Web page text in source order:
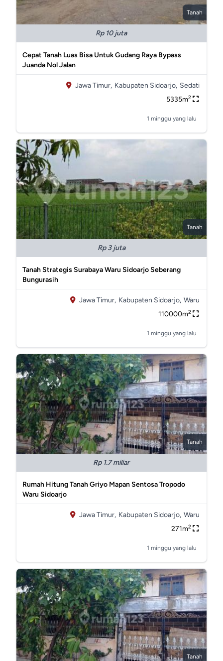
Tanah
Rp 10 juta
Cepat Tanah Luas Bisa Untuk Gudang Raya Bypass
Juanda Nol Jalan
Jawa Timur, Kabupaten Sidoarjo, Sedati
5335m2
1 minggu yang lalu
Tanah
Rp 3 juta
Tanah Strategis Surabaya Waru Sidoarjo Seberang
Bungurasih
Jawa Timur, Kabupaten Sidoarjo, Waru
110000m2
1 minggu yang lalu
Tanah
Rp 1.7 miliar
Rumah Hitung Tanah Griyo Mapan Sentosa Tropodo
Waru Sidoarjo
Jawa Timur, Kabupaten Sidoarjo, Waru
271m2
1 minggu yang lalu
Tanah